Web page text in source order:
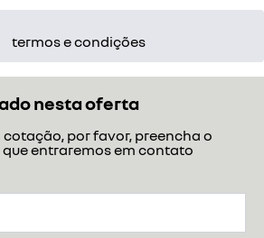
termos e condições
nesta oferta
por favor, preencha o
entraremos em contato